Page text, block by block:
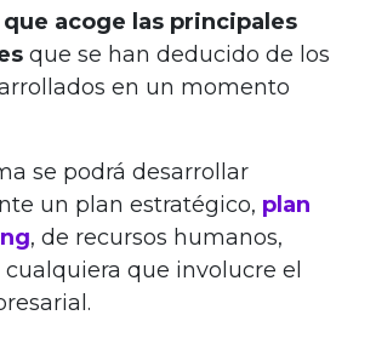
que acoge las principales
que se han deducido de los
en un momento
se podrá desarrollar
un plan estratégico, plan
, de recursos humanos,
que involucre el